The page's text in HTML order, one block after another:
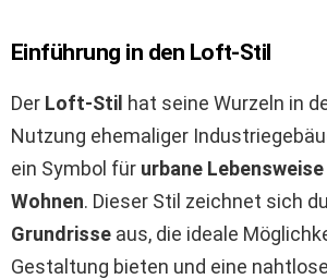
Einführung in den Loft-Stil
Der Loft-Stil hat seine Wurzeln in
Nutzung ehemaliger
ein Symbol für urbane Lebensweise
Wohnen. Dieser Stil zeichnet sich
Grundrisse aus, die ideale
Gestaltung bieten und eine